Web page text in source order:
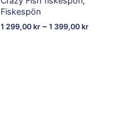
Fiskespön
1 299,00 kr – 1 399,00 kr